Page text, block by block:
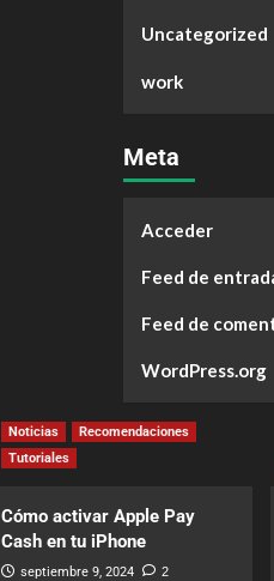
Uncategorized
work
Meta
Acceder
Feed de
Feed de
WordPress.org
Noticias
Recomendaciones
Tutoriales
Cómo activar Apple Pay
Cash en tu iPhone
septiembre 9, 2024 2